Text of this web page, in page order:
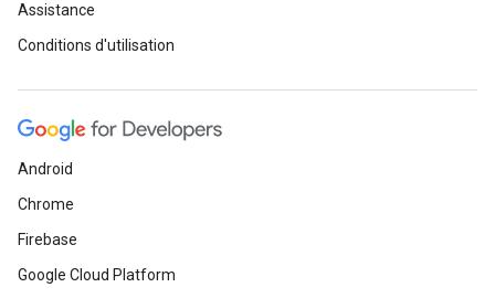
Assistance
Conditions d'utilisation
Android
Chrome
Firebase
Google Cloud Platform